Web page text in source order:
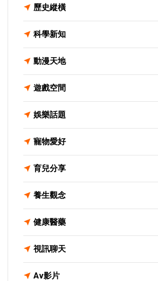
歷史縱橫
科學新知
動漫天地
遊戲空間
娛樂話題
寵物愛好
育兒分享
養生觀念
健康醫藥
視訊聊天
Av影片